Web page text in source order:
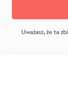
Uważasz, że ta